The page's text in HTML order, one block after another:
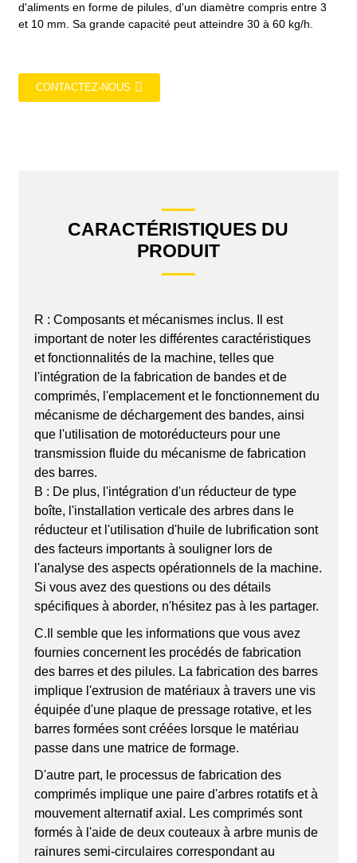
d'aliments en forme de pilules, d'un diamètre compris entre 3
et 10 mm. Sa grande capacité peut atteindre 30 à 60 kg/h.
CONTACTEZ-NOUS
CARACTÉRISTIQUES DU
PRODUIT
R : Composants et mécanismes inclus. Il est
important de noter les différentes caractéristiques
et fonctionnalités de la machine, telles que
l'intégration de la fabrication de bandes et de
comprimés, l'emplacement et le fonctionnement du
mécanisme de déchargement des bandes, ainsi
que l'utilisation de motoréducteurs pour une
transmission fluide du mécanisme de fabrication
des barres.
B : De plus, l'intégration d'un réducteur de type
boîte, l'installation verticale des arbres dans le
réducteur et l'utilisation d'huile de lubrification sont
des facteurs importants à souligner lors de
l'analyse des aspects opérationnels de la machine.
Si vous avez des questions ou des détails
spécifiques à aborder, n'hésitez pas à les partager.
C. Il semble que les informations que vous avez
fournies concernent les procédés de fabrication
des barres et des pilules. La fabrication des barres
implique l'extrusion de matériaux à travers une vis
équipée d'une plaque de pressage rotative, et les
barres formées sont créées lorsque le matériau
passe dans une matrice de formage.
D'autre part, le processus de fabrication des
comprimés implique une paire d'arbres rotatifs et à
mouvement alternatif axial. Les comprimés sont
formés à l'aide de deux couteaux à arbre munis de
rainures semi-circulaires correspondant au